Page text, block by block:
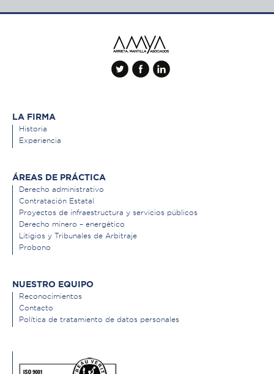
LA FIRMA
Historia
Experiencia
ÁREAS DE PRÁCTICA
Derecho administrativo
Contratación Estatal
Proyectos de infraestructura y servicios públicos
Derecho minero – energético
Litigios y Tribunales de Arbitraje
Probono
NUESTRO EQUIPO
Reconocimientos
Contacto
Política de tratamiento de datos personales